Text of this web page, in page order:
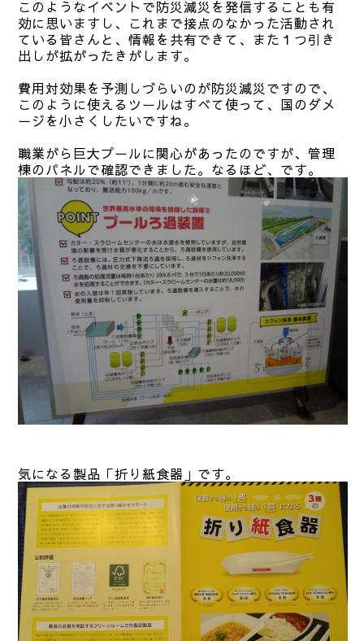
このようなイベントで防災減災を発信することも有
効に思いますし、これまで接点のなかった活動され
ている皆さんと、情報を共有できて、また１つ引き
出しが拡がったきがします。
費用対効果を予測しづらいのが防災減災ですので、
このように使えるツールはすべて使って、国のダメ
ージを小さくしたいですね。
職業がら巨大プールに関心があったのですが、管理
棟のパネルで確認できました。なるほど、です。
気になる製品「折り紙食器」です。